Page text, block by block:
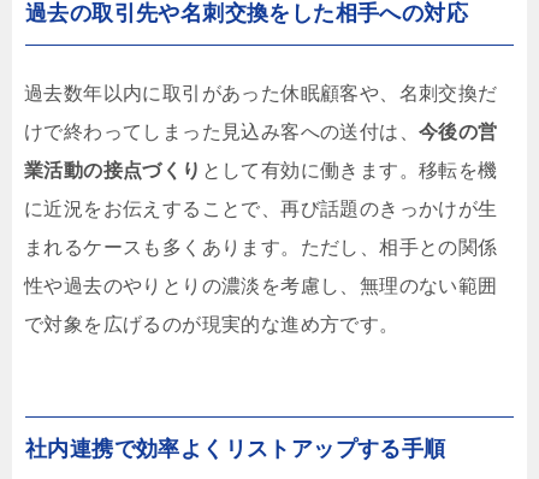
過去の取引先や名刺交換をした相手への対応
過去数年以内に取引があった休眠顧客や、名刺交換だ
けで終わってしまった見込み客への送付は、 今後の営
業活動の接点づくり として有効に働きます。移転を機
に近況をお伝えすることで、再び話題のきっかけが生
まれるケースも多くあります。ただし、相手との関係
性や過去のやりとりの濃淡を考慮し、無理のない範囲
で対象を広げるのが現実的な進め方です。
社内連携で効率よくリストアップする手順